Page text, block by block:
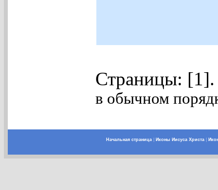
Страницы:
в обычном
Начальная страница| Иконы Иисуса Христа|